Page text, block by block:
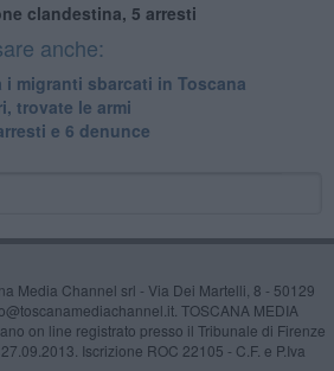
clandestina, 5 arresti
anche:
migranti sbarcati in Toscana
trovate le armi
e 6 denunce
Media Channel srl - Via Dei Martelli, 8 - 50129
TOSCANA MEDIA
on line registrato presso il Tribunale di Firenze
Iscrizione ROC 22105 - C.F. e P.Iva